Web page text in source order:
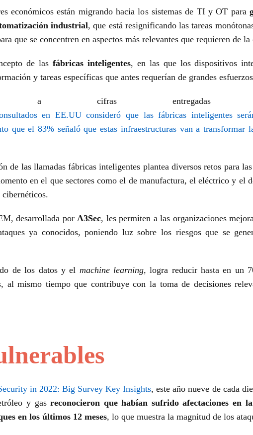
económicos están migrando hacia los sistemas de TI y OT para
industrial, que está resignificando las tareas
que se concentren en aspectos más relevantes que requieren de
de lasfábricas inteligentes, en las que los dispositivos
y tareas específicas que antes requerían de grandes
a cifras entregadas
en EE.UU consideró que las fábricas inteligentes
que el 83% señaló que estas infraestructuras van a transformar
de las llamadas fábricas inteligentes plantea diversos retos para
en el que sectores como el de manufactura, el eléctrico y el
cibernéticos.
desarrollada por A3Sec, les permiten a las organizaciones
ya conocidos, poniendo luz sobre los riesgos que se
de los datos y el machine learning,logra reducir hasta en un
al mismo tiempo que contribuye con la toma de decisiones
in 2022: Big Survey Key Insights, este año nueve de cada
y gasreconocieron que habían sufrido afectaciones en
en los últimos 12 meses, lo que muestra la magnitud de los